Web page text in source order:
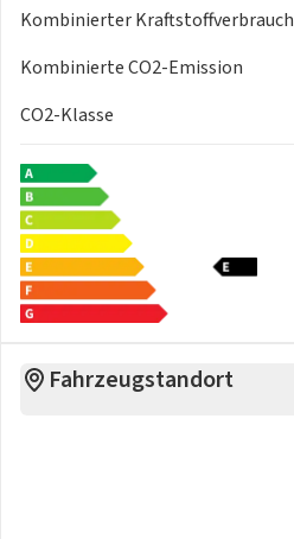
Kombinierter Kraftstoffverbrauch
Kombinierte CO2-Emission
CO2-Klasse
Fahrzeugstandort